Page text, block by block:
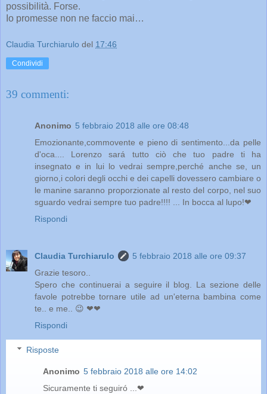
possibilità. Forse.
Io promesse non ne faccio mai…
Claudia Turchiarulo del 17:46
Condividi
39 commenti:
Anonimo 5 febbraio 2018 alle ore 08:48
Emozionante,commovente e pieno di sentimento...da pelle
d'oca.... Lorenzo sará tutto ciò che tuo padre ti ha
insegnato e in lui lo vedrai sempre,perché anche se, un
giorno,i colori degli occhi e dei capelli dovessero cambiare o
le manine saranno proporzionate al resto del corpo, nel suo
sguardo vedrai sempre tuo padre!!!! ... In bocca al lupo!❤
Rispondi
Claudia Turchiarulo
5 febbraio 2018 alle ore 09:37
Grazie tesoro..
Spero che continuerai a seguire il blog. La sezione delle
favole potrebbe tornare utile ad un'eterna bambina come
te.. e me.. 😉 ❤❤
Rispondi
Risposte
Anonimo 5 febbraio 2018 alle ore 14:02
Sicuramente ti seguiró ...❤